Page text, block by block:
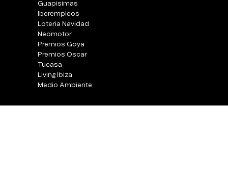
Guapisimas
Iberempleos
Loteria Navidad
Neomotor
Premios Goya
Premios Oscar
Tucasa
Living Ibiza
Medio Ambiente